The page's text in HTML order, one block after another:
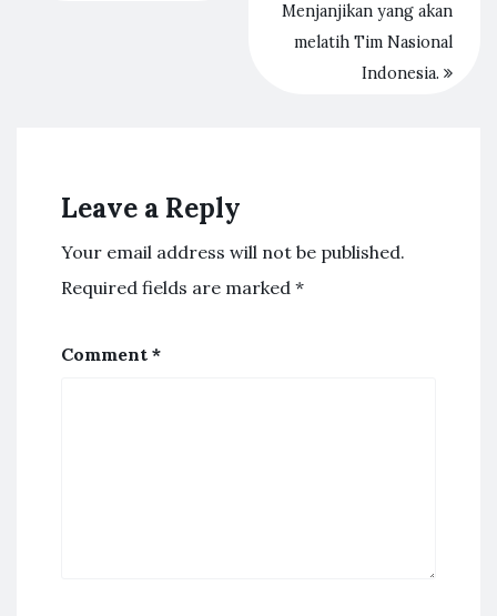
Menjanjikan yang akan
melatih Tim Nasional
Indonesia.
Leave a Reply
Your email address will not be published.
Required fields are marked *
Comment *